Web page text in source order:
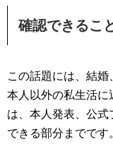
確認できるこ
この話題には、結婚
本人以外の私生活に
は、本人発表、公
できる部分までです